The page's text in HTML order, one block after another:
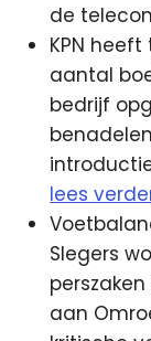
de
KPN
aantal
bedrijf
lees
Slegers
aan